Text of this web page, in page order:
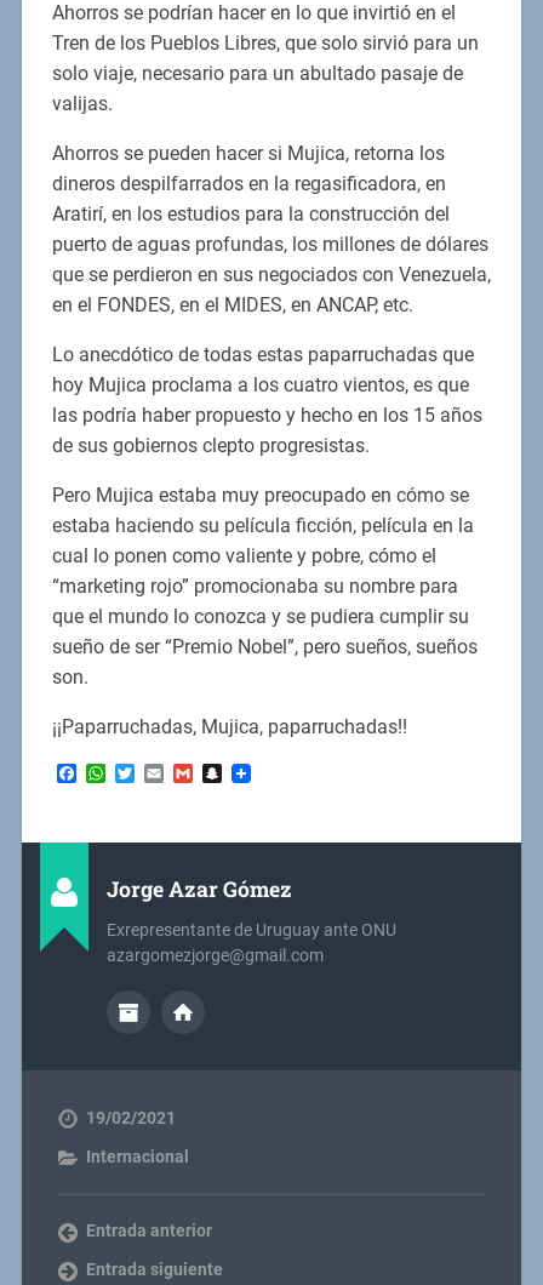
Ahorros se podrían hacer en lo que invirtió en el
Tren de los Pueblos Libres, que solo sirvió para un
solo viaje, necesario para un abultado pasaje de
valijas.
Ahorros se pueden hacer si Mujica, retorna los
dineros despilfarrados en la regasificadora, en
Aratirí, en los estudios para la construcción del
puerto de aguas profundas, los millones de dólares
que se perdieron en sus negociados con Venezuela,
en el FONDES, en el MIDES, en ANCAP, etc.
Lo anecdótico de todas estas paparruchadas que
hoy Mujica proclama a los cuatro vientos, es que
las podría haber propuesto y hecho en los 15 años
de sus gobiernos clepto progresistas.
Pero Mujica estaba muy preocupado en cómo se
estaba haciendo su película ficción, película en la
cual lo ponen como valiente y pobre, cómo el
“marketing rojo” promocionaba su nombre para
que el mundo lo conozca y se pudiera cumplir su
sueño de ser “Premio Nobel”, pero sueños, sueños
son.
¡¡Paparruchadas, Mujica, paparruchadas!!
Facebook
WhatsApp
Twitter
EmailGmailSnapchat
Jorge Azar Gómez
Exrepresentante de Uruguay ante ONU
azargomezjorge@gmail.com
19/02/2021
Internacional
Entrada anterior
Entrada siguiente